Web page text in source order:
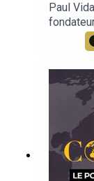
Paul
utilisée
la
Noé